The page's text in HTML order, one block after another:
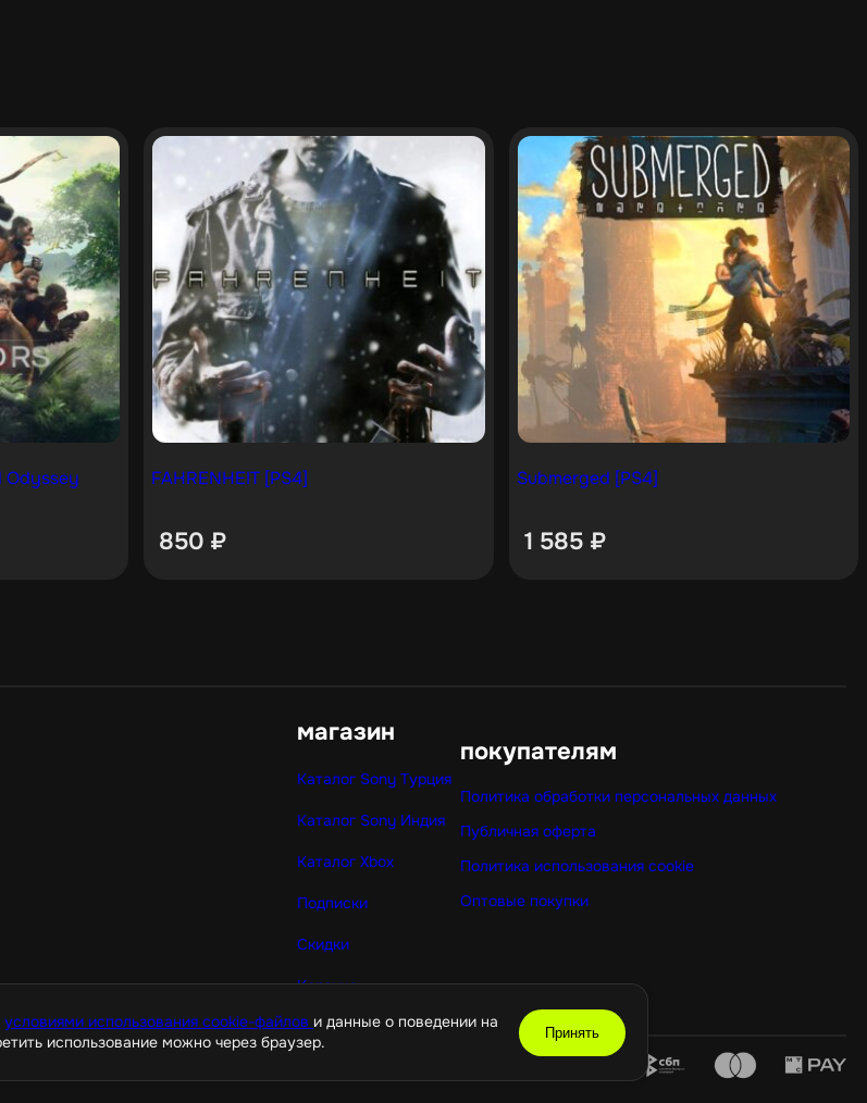
условиями использования cookie-файлов и данные о поведении на
использование можно через браузер.
Принять
Odyssey
FAHRENHEIT [PS4]
850 ₽
Submerged [PS4]
1 585 ₽
магазин
Каталог Sony Турция
Каталог Sony Индия
Каталог Xbox
Подписки
Скидки
Корзина
покупателям
Политика обработки персональных данных
Публичная оферта
Политика использования cookie
Оптовые покупки